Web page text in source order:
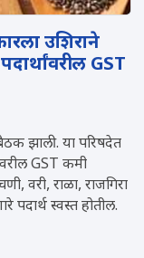
उशिराने
GST
झाली. या परिषदेत
GST कमी
वरी, राळा, राजगिरा
पदार्थ स्वस्त होतील.